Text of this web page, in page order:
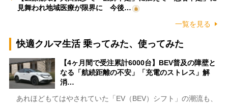
見舞われ地域医療が限界に 今後…
一覧を見る
快適クルマ生活 乗ってみた、使ってみた
【4ヶ月間で受注累計6000台】BEV普及の障壁と
なる「航続距離の不安」「充電のストレス」解
消…
あれほどもてはやされていた「EV（BEV）シフト」の潮流も、